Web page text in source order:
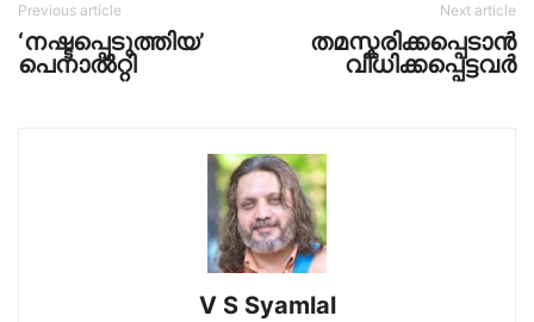
Previous article
‘നഷ്ടപ്പെടുത്തിയ’
പെനാൽറ്റി
Next article
തമസ്കരിക്കപ്പെടാൻ
വിധിക്കപ്പെട്ടവർ
V S Syamlal